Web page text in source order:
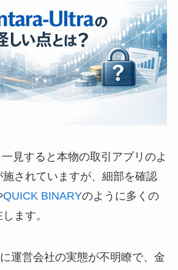
見すると本物の取引アプリのよ
施されていますが、細部を確認
QUICK BINARYのように多くの
ます。
運営会社の実態が不明瞭で、金